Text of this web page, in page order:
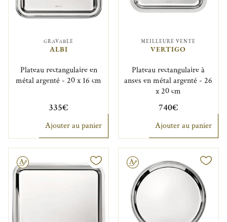
GRAVABLE
ALBI
Plateau rectangulaire en
métal argenté - 20 x 16 cm
335€
Ajouter au panier
MEILLEURE VENTE
VERTIGO
Plateau rectangulaire à
anses en métal argenté - 26
x 20 cm
740€
Ajouter au panier
Gravable